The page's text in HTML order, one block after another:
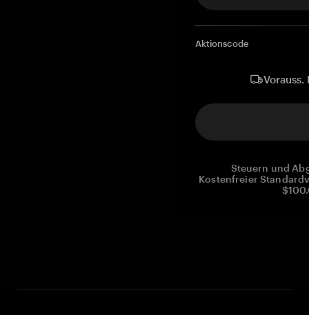
Aktionscode
Steuern und
Kostenfreier